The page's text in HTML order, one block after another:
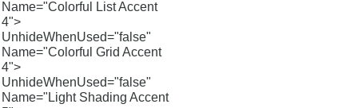
Name="Colorful List Accent
4">
UnhideWhenUsed="false"
Name="Colorful Grid Accent
4">
UnhideWhenUsed="false"
Name="Light Shading Accent